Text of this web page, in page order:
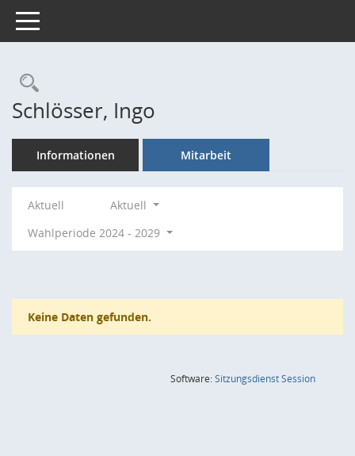
Toggle navigation
Rechercheauswahl
Schlösser, Ingo
Informationen Mitarbeit
Aktuell
Aktuell
Wahlperiode 2024 - 2029
Keine Daten gefunden.
Software:SitzungsdienstSession(Wird in